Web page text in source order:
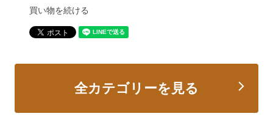
買い物を続ける
全カテゴリーを見る